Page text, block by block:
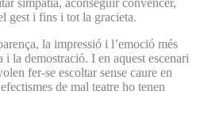
gest i fins i tot la gracieta.
la impressió i l’emoció més
la demostració. I en aquest escenari
fer-se escoltar sense caure en
de mal teatre ho tenen